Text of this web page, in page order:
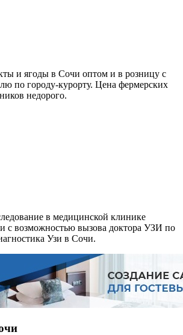
и ягоды в Сочи оптом и в розницу с
по городу-курорту. Цена фермерских
недорого.
в медицинской клинике
с возможностью вызова доктора УЗИ по
Узи в Сочи.